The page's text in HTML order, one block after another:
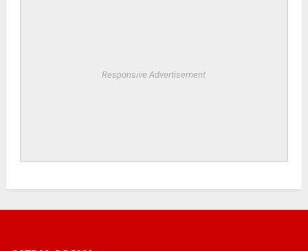
Responsive Advertisement